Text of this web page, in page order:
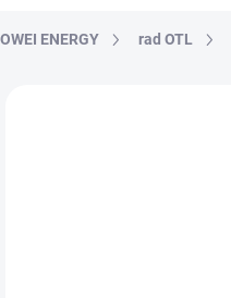
ENERGY rad OTL